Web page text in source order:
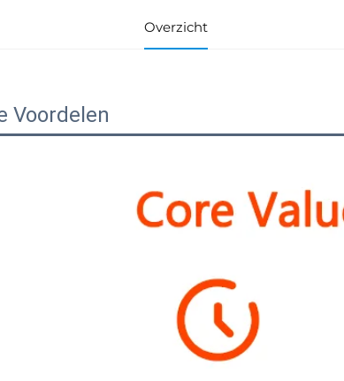
Overzicht
Voordelen